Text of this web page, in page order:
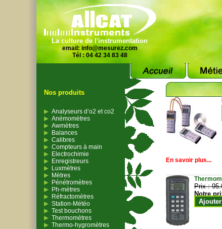
La culture de l'instrumentation
email: info@mesurez.com
Tél : 04 42 34 83 48
Nos produits
Analyseurs d’o2 et co2
Anémomètres
Awmètres
Balances
Calibres
Compteurs à main
Electrochimie
Enregistreurs
Luxmètres
Mètres
Pénétromètres
Ph-mètres
Réfractomètres
Station-Météo
Test bouchons
Thermomètres
Thermo-hygromètres
En savoir plus...
Prix :
Notre